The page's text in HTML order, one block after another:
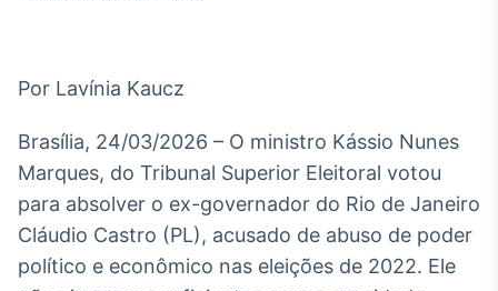
Energia
energia elétrica
no Brasil
Broadcast
Por Lavínia Kaucz
Brasília, 24/03/2026 – O ministro Kássio Nunes
Marques, do Tribunal Superior Eleitoral votou
para absolver o ex-governador do Rio de Janeiro
Cláudio Castro (PL), acusado de abuso de poder
político e econômico nas eleições de 2022. Ele